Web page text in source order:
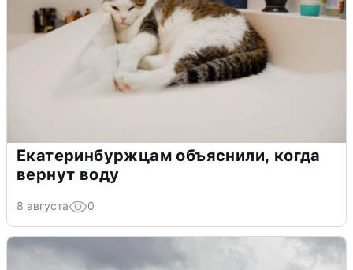
Екатеринбуржцам объяснили, когда
вернут воду
8 августа 0